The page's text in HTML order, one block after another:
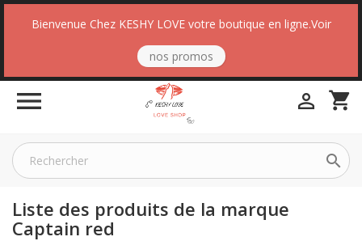
Bienvenue Chez KESHY LOVE votre boutique en ligne.Voir
nos promos
 shopping_cart


Liste des produits de la marque
Captain red